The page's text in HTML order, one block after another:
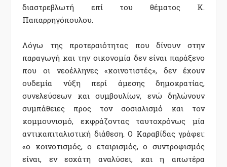
διαστρεβλωτή επί του θέματος Κ.
Παπαρρηγόπουλου.
Λόγω της προτεραιότητας που δίνουν στην
παραγωγή και την οικονομία δεν είναι παράξενο
που οι νεοέλληνες «κοινοτιστές», δεν έχουν
ουδεμία νύξη περί άμεσης δημοκρατίας,
συνελεύσεων και συμβουλίων, ενώ δηλώνουν
συμπάθειες προς τον σοσιαλισμό και τον
κομμουνισμό, εκφράζοντας ταυτοχρόνως μία
αντικαπιταλιστική διάθεση. Ο Καραβίδας γράφει:
«ο κοινοτισμός, ο εταιρισμός, ο συντροφισμός
είναι, εν εσχάτη αναλύσει, και η απωτέρα